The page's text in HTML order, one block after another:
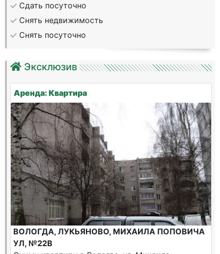
Сдать посуточно
Снять недвижимость
Снять посуточно
Эксклюзив
Аренда: Квартира
ВОЛОГДА, ЛУКЬЯНОВО, МИХАИЛА ПОПОВИЧА
УЛ, №22В